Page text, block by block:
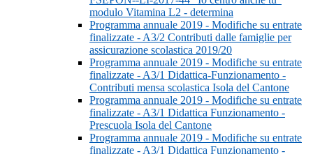
modulo Vitamina L2 - determina
Programma annuale 2019 - Modifiche su entrate
finalizzate - A3/2 Contributi dalle famiglie per
assicurazione scolastica 2019/20
Programma annuale 2019 - Modifiche su entrate
finalizzate - A3/1 Didattica-Funzionamento -
Contributi mensa scolastica Isola del Cantone
Programma annuale 2019 - Modifiche su entrate
finalizzate - A3/1 Didattica Funzionamento -
Prescuola Isola del Cantone
Programma annuale 2019 - Modifiche su entrate
finalizzate - A3/1 Didattica Funzionamento -